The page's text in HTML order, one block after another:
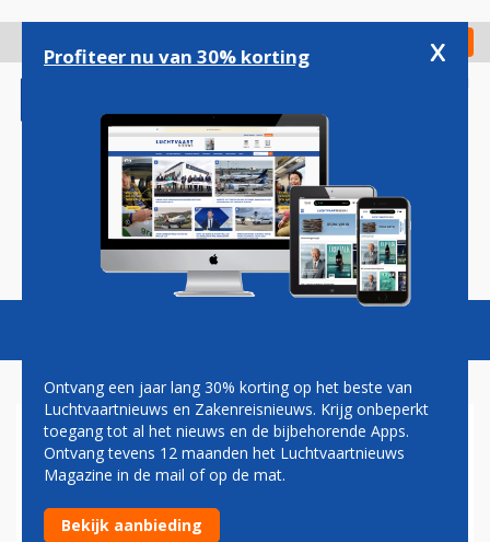
gaan
Check in
Magazine Podcasts Vacatures
FEDEX HOUDT MD-11
LANGER IN DIENST EN KOOPT
EXTRA BOEING 777'S
Profiteer nu van 30% korting x
Ontvang een jaar lang 30% korting op het beste van
Luchtvaartnieuws en Zakenreisnieuws. Krijg onbeperkt
toegang tot al het nieuws en de bijbehorende Apps.
Ontvang tevens 12 maanden het Luchtvaartnieuws
Magazine in de mail of op de mat.
Bekijk aanbieding